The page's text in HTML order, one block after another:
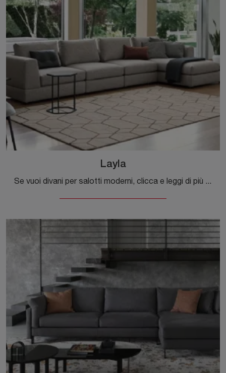
Layla
Se vuoi divani per salotti moderni, clicca e leggi di più sul modello Layla in tessuto della firma Calligaris.